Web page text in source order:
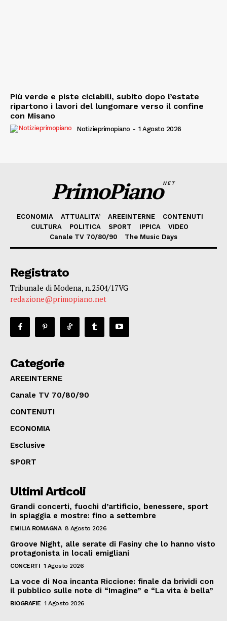
Più verde e piste ciclabili, subito dopo l’estate
ripartono i lavori del lungomare verso il confine
con Misano
Notizieprimopiano - 1 Agosto 2026
PrimoPianoNET
ECONOMIA ATTUALITA’ AREEINTERNE
CONTENUTI
CULTURA
POLITICA SPORT IPPICA
VIDEO
Canale TV 70/80/90
The Music Days
Registrato
Tribunale di Modena, n.2504/17VG
redazione@primopiano.net
Categorie
AREEINTERNE
Canale TV 70/80/90
CONTENUTI
ECONOMIA
Esclusive
SPORT
Ultimi Articoli
Grandi concerti, fuochi d’artificio, benessere, sport
in spiaggia e mostre: fino a settembre
EMILIA ROMAGNA 8 Agosto 2026
Groove Night, alle serate di Fasiny che lo hanno visto
protagonista in locali emigliani
CONCERTI 1 Agosto 2026
La voce di Noa incanta Riccione: finale da brividi con
il pubblico sulle note di “Imagine” e “La vita è bella”
BIOGRAFIE 1 Agosto 2026